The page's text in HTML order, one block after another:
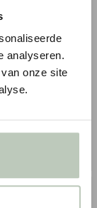
analyseren.
onze site
kroonlijst